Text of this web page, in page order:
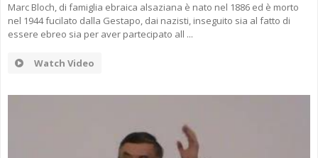
Marc Bloch, di famiglia ebraica alsaziana è nato nel 1886 ed è morto
nel 1944 fucilato dalla Gestapo, dai nazisti, inseguito sia al fatto di
essere ebreo sia per aver partecipato all ...
Watch Video